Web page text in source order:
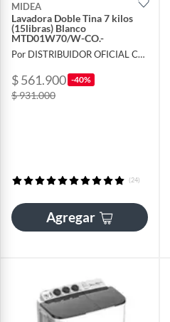
MIDEA
Lavadora Doble Tina 7 kilos
(15libras) Blanco
MTD01W70/W-CO.-
Por DISTRIBUIDOR OFICIAL COLOMBIA
$ 561.900 -40%
$ 931.000
(24)
Agregar